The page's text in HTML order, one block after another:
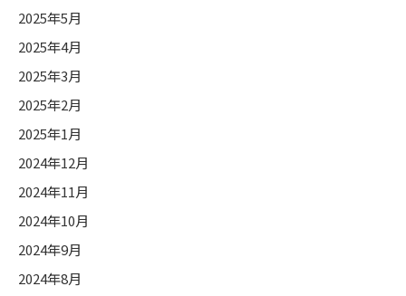
2025年5月
2025年4月
2025年3月
2025年2月
2025年1月
2024年12月
2024年11月
2024年10月
2024年9月
2024年8月